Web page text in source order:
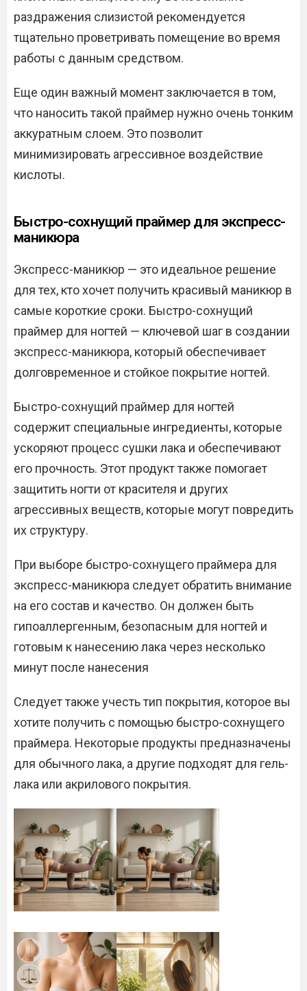
раздражения слизистой рекомендуется
тщательно проветривать помещение во время
работы с данным средством.
Еще один важный момент заключается в том,
что наносить такой праймер нужно очень тонким
аккуратным слоем. Это позволит
минимизировать агрессивное воздействие
кислоты.
Быстро-сохнущий праймер для экспресс-
маникюра
Экспресс-маникюр — это идеальное решение
для тех, кто хочет получить красивый маникюр в
самые короткие сроки. Быстро-сохнущий
праймер для ногтей — ключевой шаг в создании
экспресс-маникюра, который обеспечивает
долговременное и стойкое покрытие ногтей.
Быстро-сохнущий праймер для ногтей
содержит специальные ингредиенты, которые
ускоряют процесс сушки лака и обеспечивают
его прочность. Этот продукт также помогает
защитить ногти от красителя и других
агрессивных веществ, которые могут повредить
их структуру.
При выборе быстро-сохнущего праймера для
экспресс-маникюра следует обратить внимание
на его состав и качество. Он должен быть
гипоаллергенным, безопасным для ногтей и
готовым к нанесению лака через несколько
минут после нанесения
Следует также учесть тип покрытия, которое вы
хотите получить с помощью быстро-сохнущего
праймера. Некоторые продукты предназначены
для обычного лака, а другие подходят для гель-
лака или акрилового покрытия.